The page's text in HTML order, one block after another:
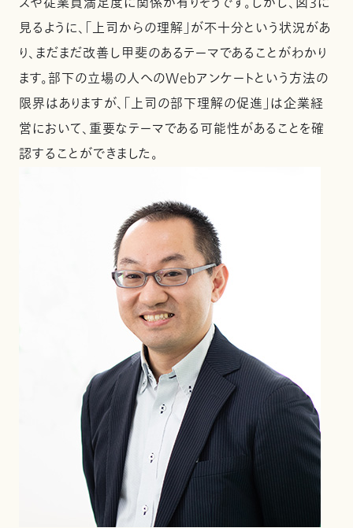
見るように、「上司からの理解」が不十分という状況があ
り、まだまだ改善し甲斐のあるテーマであることがわかり
ます。部下の立場の人へのWebアンケートという方法の
限界はありますが、「上司の部下理解の促進」は企業経
営において、重要なテーマである可能性があることを確
認することができました。